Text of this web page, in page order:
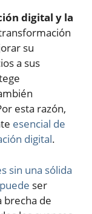
digital y la
su
a sus
esta razón,
esencial de
digital.
sin una sólida
ser
brecha de